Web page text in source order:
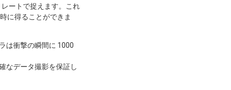
ートで捉えます。これ
に得ることができま
は衝撃の瞬間に 1000
なデータ撮影を保証し